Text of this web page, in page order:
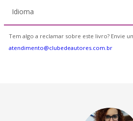
Idioma
Tem algo a reclamar sobre este livro? Envie
atendimento@clubedeautores.com.br